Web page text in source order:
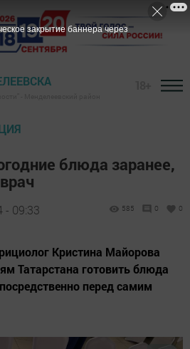
блюда заранее,
- 09:33 585 0 0
Кристина Майорова
Татарстана готовить блюда
перед самим
закрытие баннера через